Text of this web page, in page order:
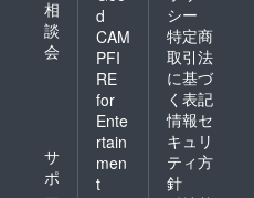
ロマラ
イフ・
オンラ
インコ
ミュニ
ティへ
の参加
権（全
講座終
了後）
相
談
会
サ
ポ
d
CAM
PFI
RE
for
Ente
rtain
men
t
シー
特定商
取引法
に基づ
く表記
情報セ
キュリ
ティ方
針